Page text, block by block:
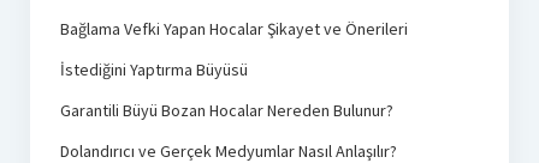
Bağlama Vefki Yapan Hocalar Şikayet ve Önerileri
İstediğini Yaptırma Büyüsü
Garantili Büyü Bozan Hocalar Nereden Bulunur?
Dolandırıcı ve Gerçek Medyumlar Nasıl Anlaşılır?